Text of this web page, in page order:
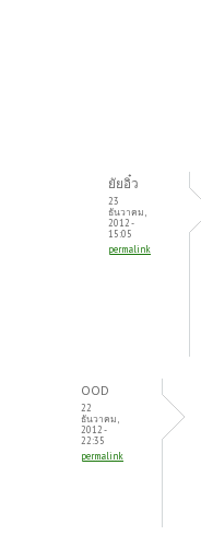
ยัยอิ๋ว
23
ธันวาคม,
2012 -
15:05
permalink
OOD
22
ธันวาคม,
2012 -
22:35
permalink